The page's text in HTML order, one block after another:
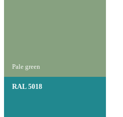
Pale green
RAL 5018